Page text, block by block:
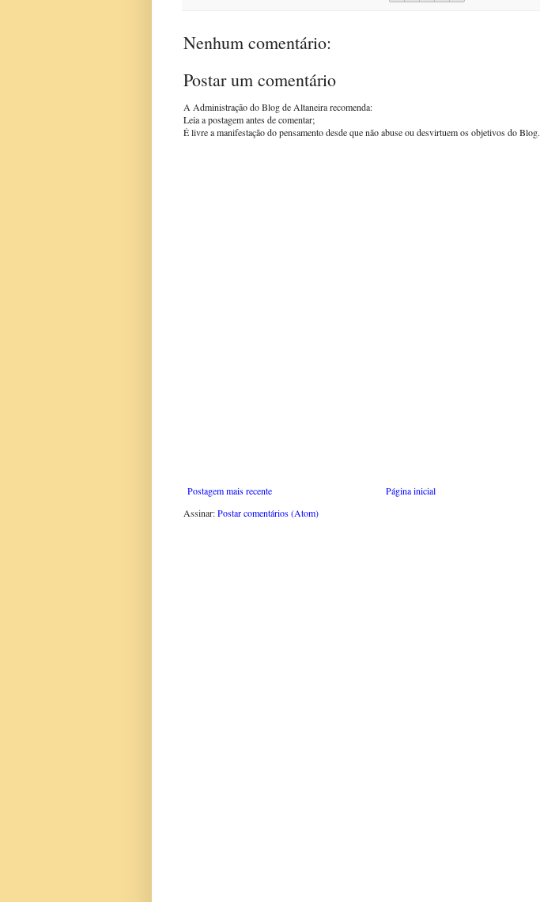
Nenhum comentário:
Postar um comentário
A Administração do Blog de Altaneira recomenda:
Leia a postagem antes de comentar;
É livre a manifestação do pensamento desde que não abuse ou desvirtuem os objetivos do Blog.
Postagem mais recente
Página inicial
Assinar:Postar comentários (Atom)